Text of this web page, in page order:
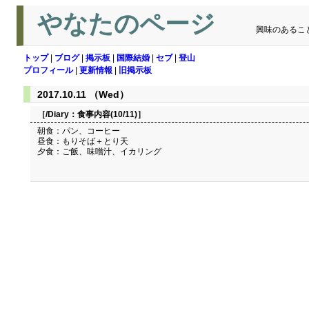
やなたのページ 興味のあるこ
トップ| ブログ| 掲示板 国際結婚 セブ| 登山
プロフィール| 更新情報 旧掲示板
2017.10.11 （Wed）
［/Diary： 食事内容(10/11)］
朝食：パン、コーヒー
昼食：もりそば＋とり天
夕食：ご飯、味噌汁、イカリング